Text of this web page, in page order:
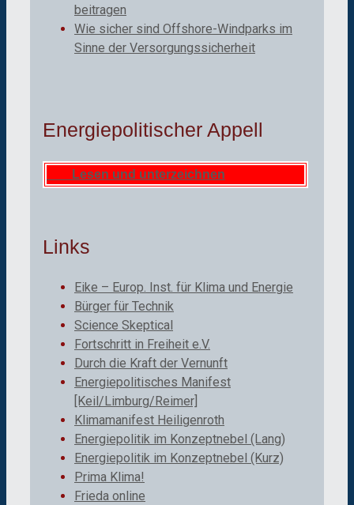
beitragen
Wie sicher sind Offshore-Windparks im
Sinne der Versorgungssicherheit
Energiepolitischer Appell
Lesen und unterzeichnen
Links
Eike – Europ. Inst. für Klima und Energie
Bürger für Technik
Science Skeptical
Fortschritt in Freiheit e.V.
Durch die Kraft der Vernunft
Energiepolitisches Manifest
[Keil/Limburg/Reimer]
Klimamanifest Heiligenroth
Energiepolitik im Konzeptnebel (Lang)
Energiepolitik im Konzeptnebel (Kurz)
Prima Klima!
Frieda online